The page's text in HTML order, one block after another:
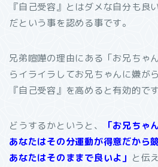
『自己受容』とはダメな自分も良
だという事を認める事です。
兄弟喧嘩の理由にある「お兄ちゃ
らイライラしてお兄ちゃんに嫌が
『自己受容』を高めると有効的です
どうするかというと、
「お兄ちゃ
あなたはその分運動が得意だから
あなたはそのままで良いよ」 と伝